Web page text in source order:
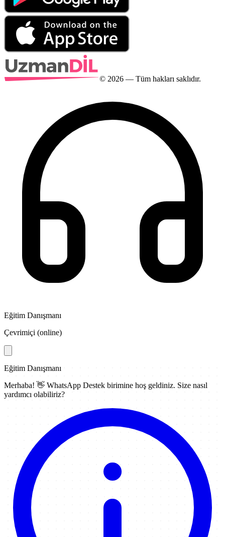
© 2026 — Tüm hakları saklıdır.
Eğitim Danışmanı
Çevrimiçi (online)
Eğitim Danışmanı
Merhaba! 👋 WhatsApp Destek birimine hoş geldiniz. Size nasıl
yardımcı olabiliriz?